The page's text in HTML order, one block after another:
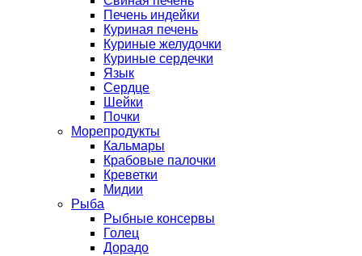
Печень индейки
Куриная печень
Куриные желудочки
Куриные сердечки
Язык
Сердце
Шейки
Почки
Морепродукты
Кальмары
Крабовые палочки
Креветки
Мидии
Рыба
Рыбные консервы
Голец
Дорадо